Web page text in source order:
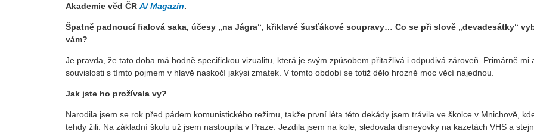
Akademie věd ČR A/ Magazín.
Špatně padnoucí fialová saka, účesy „na Jágra“, křiklavé šusťákové soupravy… Co se při slově „devadesátky“
vám?
Je pravda, že tato doba má hodně specifickou vizualitu, která je svým způsobem přitažlivá i odpudivá zároveň. Primárně mi
souvislosti s tímto pojmem v hlavě naskočí jakýsi zmatek. V tomto období se totiž dělo hrozně moc věcí najednou.
Jak jste ho prožívala vy?
Narodila jsem se rok před pádem komunistického režimu, takže první léta této dekády jsem trávila ve školce v Mnichově,
tehdy žili. Na základní školu už jsem nastoupila v Praze. Jezdila jsem na kole, sledovala disneyovky na kazetách VHS a